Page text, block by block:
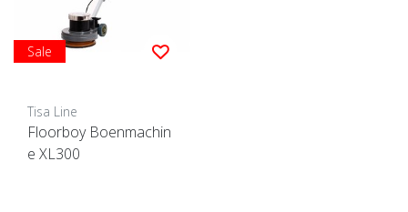
Sale
Tisa Line
Floorboy Boenmachin
e XL300